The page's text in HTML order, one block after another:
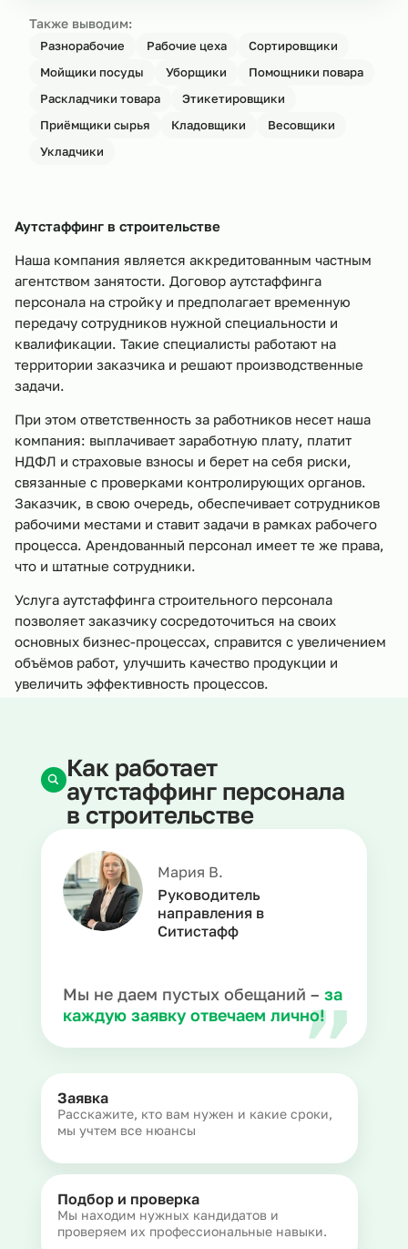
Также выводим:
Разнорабочие Рабочие цеха
Сортировщики
Мойщики посуды
Уборщики
Помощники повара
Раскладчики товара
Этикетировщики
Приёмщики сырья
Кладовщики
Весовщики
Укладчики
Аутстаффинг в строительстве
Наша компания является аккредитованным частным
агентством занятости. Договор аутстаффинга
персонала на стройку и предполагает временную
передачу сотрудников нужной специальности и
квалификации. Такие специалисты работают на
территории заказчика и решают производственные
задачи.
При этом ответственность за работников несет наша
компания: выплачивает заработную плату, платит
НДФЛ и страховые взносы и берет на себя риски,
связанные с проверками контролирующих органов.
Заказчик, в свою очередь, обеспечивает сотрудников
рабочими местами и ставит задачи в рамках рабочего
процесса. Арендованный персонал имеет те же права,
что и штатные сотрудники.
Услуга аутстаффинга строительного персонала
позволяет заказчику сосредоточиться на своих
основных бизнес-процессах, справится с увеличением
объёмов работ, улучшить качество продукции и
увеличить эффективность процессов.
Мария В.
Руководитель
направления в
Ситистафф
Мы не даем пустых обещаний – за
каждую заявку отвечаем лично!
Как работает
аутстаффинг персонала
в строительстве
Заявка
Расскажите, кто вам нужен и какие сроки,
мы учтем все нюансы
Подбор и проверка
Мы находим нужных кандидатов и
проверяем их профессиональные навыки.